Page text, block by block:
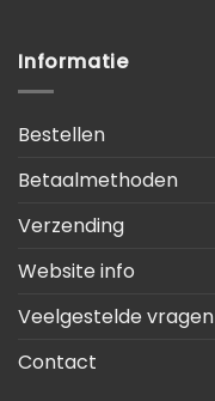
Informatie
Bestellen
Betaalmethoden
Verzending
Website info
Veelgestelde vragen
Contact